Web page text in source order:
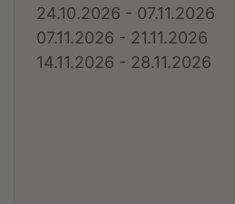
24.10.2026 - 07.11.2026
07.11.2026 - 21.11.2026
14.11.2026 - 28.11.2026